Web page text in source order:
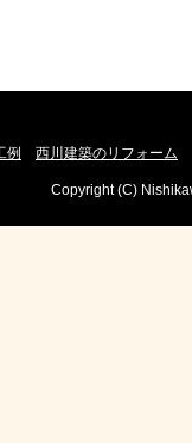
例 西川建築のリフォーム
Copyright (C)